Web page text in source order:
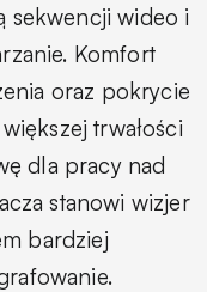
sekwencji wideo i
Komfort
oraz pokrycie
trwałości
dla pracy nad
stanowi wizjer
bardziej